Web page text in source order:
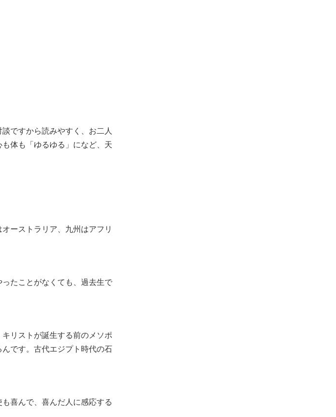
ですから読みやすく、お二人
体も「ゆるゆる」になど、天
ーストラリア、九州はアフリ
たことがなくても、過去生で
リストが誕生する前のメソポ
です。古代エジプト時代の石
喜んで、喜んだ人に感応する